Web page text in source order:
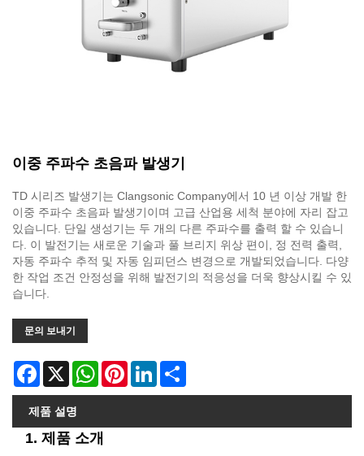
이중 주파수 초음파 발생기
TD 시리즈 발생기는 Clangsonic Company에서 10 년 이상 개발 한
이중 주파수 초음파 발생기이며 고급 산업용 세척 분야에 자리 잡고
있습니다. 단일 생성기는 두 개의 다른 주파수를 출력 할 수 있습니
다. 이 발전기는 새로운 기술과 풀 브리지 위상 편이, 정 전력 출력,
자동 주파수 추적 및 자동 임피던스 변경으로 개발되었습니다. 다양
한 작업 조건 안정성을 위해 발전기의 적응성을 더욱 향상시킬 수 있
습니다.
문의 보내기
Facebook
X WhatsAppPinterestLinkedIn
제품 설명
1. 제품 소개